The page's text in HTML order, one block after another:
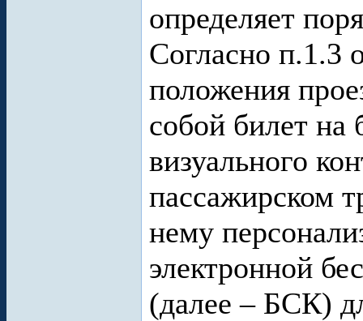
определяет
Согласно п.1.3
положения
собой билет на
визуального
пассажирском
нему
электронной
(далее – БСК)